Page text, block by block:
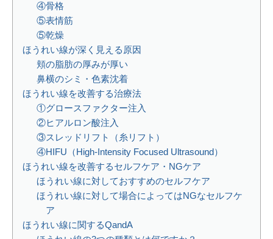
④骨格
⑤表情筋
⑤乾燥
ほうれい線が深く見える原因
頬の脂肪の厚みが厚い
鼻横のシミ・色素沈着
ほうれい線を改善する治療法
①グロースファクター注入
②ヒアルロン酸注入
③スレッドリフト（糸リフト）
④HIFU（High-Intensity Focused Ultrasound）
ほうれい線を改善するセルフケア・NGケア
ほうれい線に対しておすすめのセルフケア
ほうれい線に対して場合によってはNGなセルフケ
ア
ほうれい線に関するQandA